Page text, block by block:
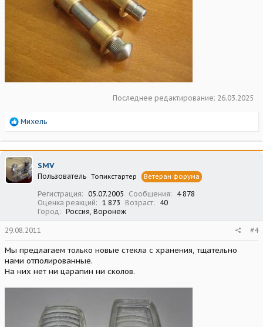
Последнее редактирование: 26.03.2025
Р
а
к
ц
и
и
Михель
SMV
Пользователь Топикстартер Ветеран форума
Регистрация 05.07.2005 Сообщения
4 878
Оценка реакций
1 873 Возраст
40
Город
Россия, Воронеж
29.08.2011 #4
Мы предлагаем только новые стекла с хранения, тщательно
нами отполированные.
На них нет ни царапин ни сколов.